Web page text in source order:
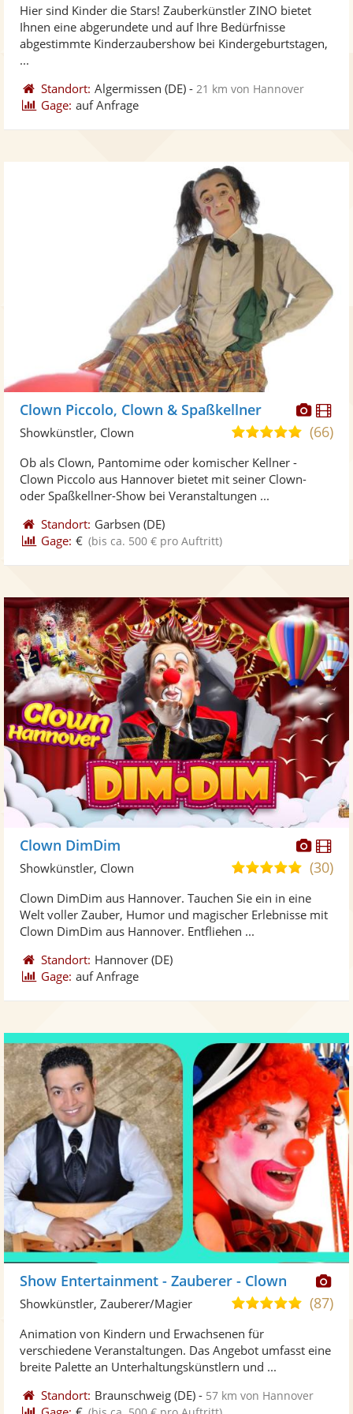
5
Sternen
Hier sind Kinder die Stars! Zauberkünstler ZINO bietet
Ihnen eine abgerundete und auf Ihre Bedürfnisse
abgestimmte Kinderzaubershow bei Kindergeburtstagen,
...
Standort: Algermissen (DE) - 21 km von Hannover
Gage: auf Anfrage
Clown Piccolo, Clown & Spaßkellner
5,0(66)
Showkünstler, Clown
Ob als Clown, Pantomime oder komischer Kellner -
Clown Piccolo aus Hannover bietet mit seiner Clown-
oder Spaßkellner-Show bei Veranstaltungen ...
Standort: Garbsen (DE)
Gage: € (bis ca. 500 € pro Auftritt)
Clown DimDim
4,9
5
(30)
Showkünstler, Clown
Clown DimDim aus Hannover. Tauchen Sie ein in eine
Welt voller Zauber, Humor und magischer Erlebnisse mit
Clown DimDim aus Hannover. Entfliehen ...
Standort: Hannover (DE)
Gage: auf Anfrage
Show Entertainment - Zauberer - Clown
4,9(87)
Showkünstler, Zauberer/Magier
Animation von Kindern und Erwachsenen für
verschiedene Veranstaltungen. Das Angebot umfasst eine
breite Palette an Unterhaltungskünstlern und ...
Standort: Braunschweig (DE) - 57 km von Hannover